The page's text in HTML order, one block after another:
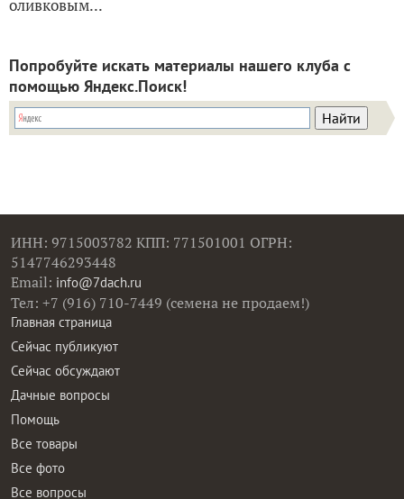
оливковым...
Попробуйте искать материалы нашего клуба с
помощью Яндекс.Поиск!
ИНН: 9715003782 КПП: 771501001 ОГРН:
5147746293448
Email: info@7dach.ru
Тел: +7 (916) 710-7449 (семена не продаем!)
Главная страница
Сейчас публикуют
Сейчас обсуждают
Дачные вопросы
Помощь
Все товары
Все фото
Все вопросы